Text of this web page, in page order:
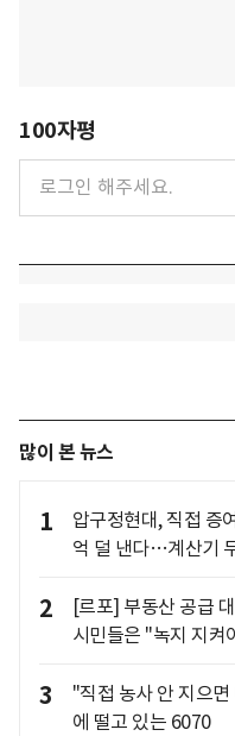
100자평
많이 본 뉴스
1
압구정현대, 직접 증
억 덜 낸다…계산기
2
[르포] 부동산 공급
시민들은 "녹지 지켜
3
"직접 농사 안 지으
에 떨고 있는 6070